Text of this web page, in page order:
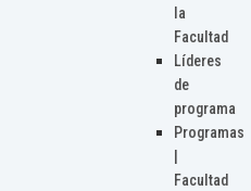
la
Facultad
Líderes
de
programa
Programas
Facultad